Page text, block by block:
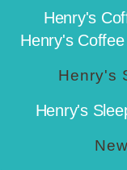
Henry's
Henry's
Henry's
Henry's